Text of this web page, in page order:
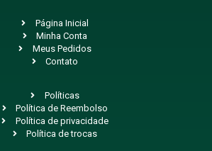
Página Inicial
Minha Conta
Meus Pedidos
Contato
Políticas
Política de Reembolso
Política de privacidade
Política de trocas